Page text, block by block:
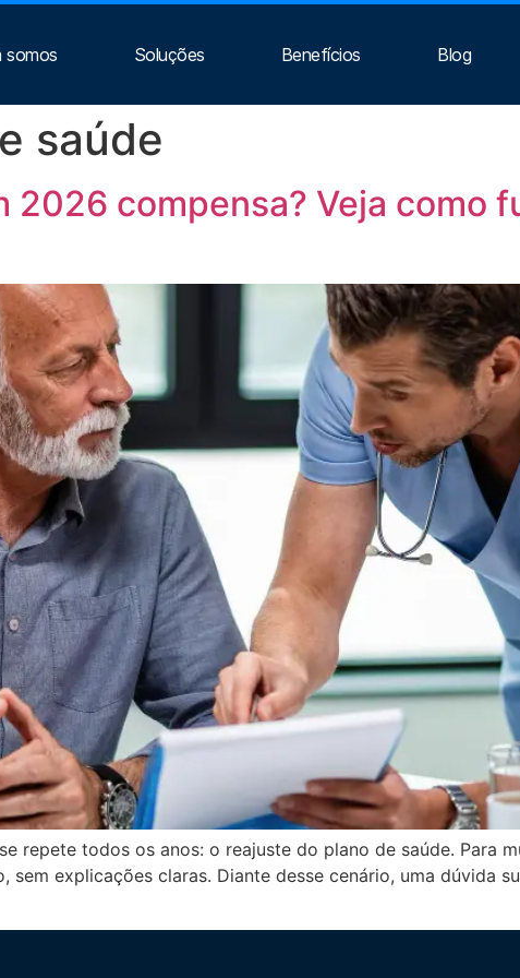
somos Soluções Benefícios Blog
saúde
2026 compensa? Veja como
repete todos os anos: o reajuste do plano de saúde. Para
explicações claras. Diante desse cenário, uma dúvida